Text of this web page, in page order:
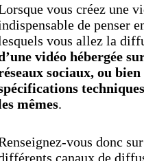
vous créez une
de penser
vous allez la
vidéo hébergée
sociaux, ou
mêmes.
vous donc
canaux de